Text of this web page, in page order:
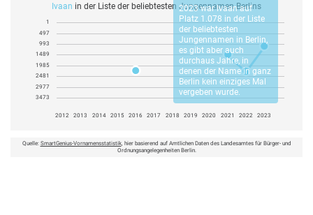
Ivaan in der Liste der beliebtesten Jungennamen Berlins
2023 warIvaanauf
Platz 1.078 in der Liste
der beliebtesten
Jungennamen in Berlin,
es gibt aber auch
durchaus Jahre, in
denen der Name in ganz
Berlin kein einziges Mal
vergeben wurde.
1
497
993
1489
1985
2481
2977
3473
2012 2013 2014 2015 2016 2017 2018 2019 2020 2021 2022 2023
Quelle: SmartGenius-Vornamensstatistik, hier basierend auf Amtlichen Daten des Landesamtes für Bürger- und
Ordnungsangelegenheiten Berlin.